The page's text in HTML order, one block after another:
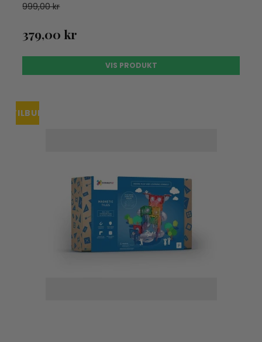
999,00 kr
379,00 kr
VIS PRODUKT
TILBUD